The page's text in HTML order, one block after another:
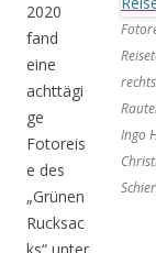
Ingo
2020
fand
eine
achttägi
ge
Fotoreis
e des
„Grünen
Rucksac